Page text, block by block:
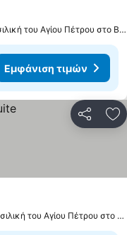
1.0 χλμ. από: Βασιλική του Αγίου Πέτρου στο Βατικανό
Εμφάνιση τιμών
1.8 χλμ. από: Βασιλική του Αγίου Πέτρου στο Βατικανό